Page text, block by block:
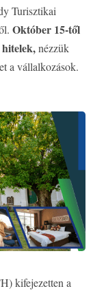
Turisztikai
Október 15-től
nézzük
a vállalkozások.
kifejezetten a